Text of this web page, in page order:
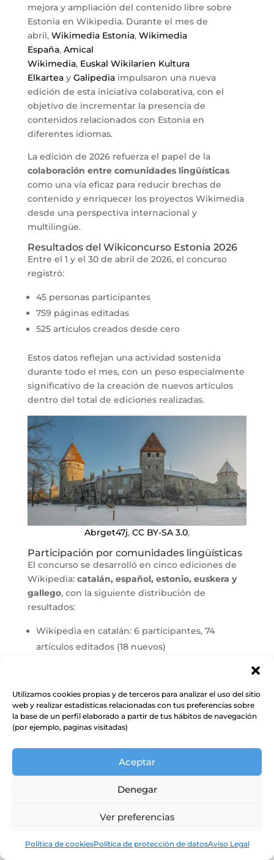
Utilizamos cookies propias y de terceros para analizar el uso del sitio
web y realizar estadísticas relacionadas con tus preferencias sobre
la base de un perfil elaborado a partir de tus hábitos de navegación
(por ejemplo, paginas visitadas)
Aceptar
Denegar
Ver preferencias
Política de cookiesPolítica de protección de datosAviso Legal
mejora y ampliación del contenido libre sobre
Estonia en Wikipedia. Durante el mes de
abril, Wikimedia Estonia, Wikimedia
España, Amical
Wikimedia, Euskal Wikilarien Kultura
Elkarteay Galipediaimpulsaron una nueva
edición de esta iniciativa colaborativa, con el
objetivo de incrementar la presencia de
contenidos relacionados con Estonia en
diferentes idiomas.
La edición de 2026 refuerza el papel de la
colaboración entre comunidades lingüísticas
como una vía eficaz para reducir brechas de
contenido y enriquecer los proyectos Wikimedia
desde una perspectiva internacional y
multilingüe.
Resultados del Wikiconcurso Estonia 2026
Entre el 1 y el 30 de abril de 2026, el concurso
registró:
45 personas participantes
759 páginas editadas
525 artículos creados desde cero
Estos datos reflejan una actividad sostenida
durante todo el mes, con un peso especialmente
significativo de la creación de nuevos artículos
dentro del total de ediciones realizadas.
Abrget47j, CC BY-SA 3.0,
Participación por comunidades lingüísticas
El concurso se desarrolló en cinco ediciones de
Wikipedia: catalán, español, estonio, euskera y
gallego, con la siguiente distribución de
resultados:
Wikipedia en catalán: 6 participantes, 74
artículos editados (18 nuevos)
Wikipedia en estonio: 19 participantes, 244
artículos editados (195 nuevos)
Wikipedia en euskera: 14 participantes, 329
Wikipedia en gallego: 4 participantes, 94
artículos editados (75 nuevos)
concentraron el mayor volumen de
catalán, mientras que la Wikipedia en español